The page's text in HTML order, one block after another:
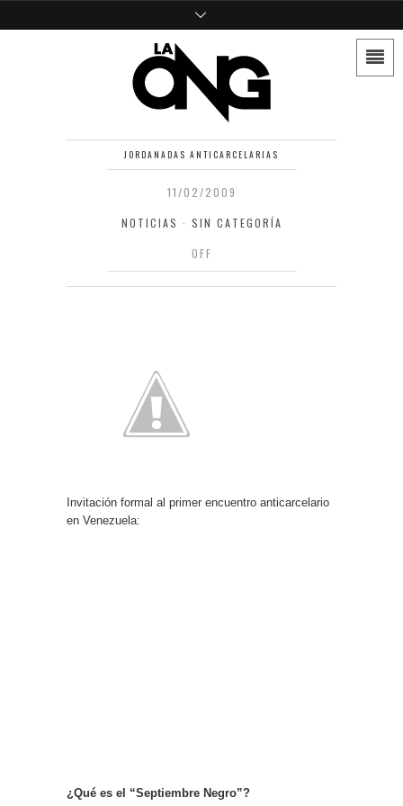
JORDANADAS ANTICARCELARIAS
11/02/2009
NOTICIAS · SIN CATEGORÍA
OFF
Invitación formal al primer encuentro anticarcelario
en Venezuela:
¿Qué es el “Septiembre Negro”?